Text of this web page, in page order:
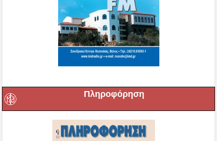
Πληροφόρηση